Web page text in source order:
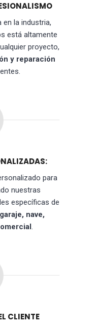
en la industria,
está altamente
proyecto,
y reparación
para
nuestras
específicas de
garaje, nave,
.
CLIENTE